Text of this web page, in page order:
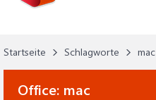
Startseite Schlagworte mac
Office: mac